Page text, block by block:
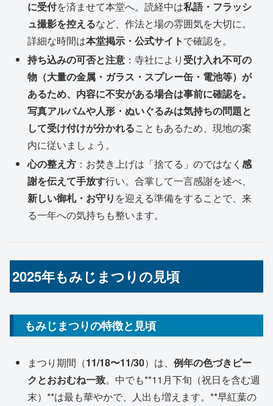
に受付を済ませて本堂へ。読経中は私語・フラッシ
ュ撮影を控えるなど、作法と場の雰囲気を大切に。
詳細な時間は本堂掲示・公式サイトで確認を。
持ち込みの可否と注意 ：寺社により 受け入れ不可の
物（大量の金属・ガラス・スプレー缶・電池等）が
あるため、内容に不安がある場合は事前に確認を。
写真アルバムや人形・ぬいぐるみは気持ちの問題と
して受け付けが分かれることもあるため、現地の案
内に従いましょう。
心の整え方 ：お焚き上げは「捨てる」のではなく感
謝を伝えて手放す行い。合掌して一言感謝を述べ、
新しい御札・お守り を迎える準備をすることで、来
る一年への気持ちも整います。
2025年もみじまつりの見頃
もみじまつりの特徴と見頃
まつり期間（11/18〜11/30）は、例年の色づきピー
クとおおむね一致。中でも**11月下旬（祝日を含む週
末）**は最も華やかで、人出も増えます。**早紅葉の